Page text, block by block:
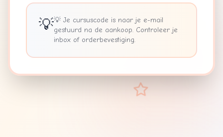
💡💡 Je cursuscode is naar je e-mail
gestuurd na de aankoop. Controleer je
inbox of orderbevestiging.